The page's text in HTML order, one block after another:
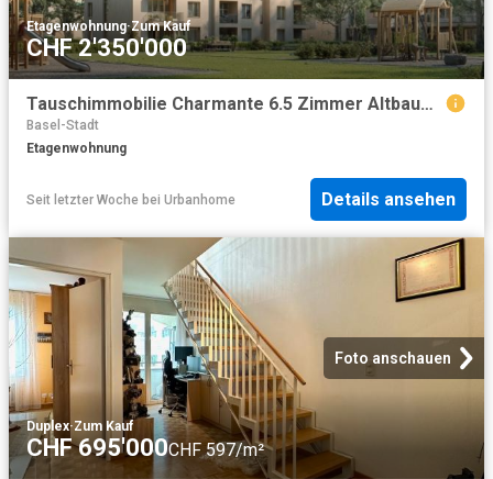
Etagenwohnung·Zum Kauf
CHF 2'350'000
Tauschimmobilie Charmante 6.5 Zimmer Altbauwohnung im Herzen von Basel
Basel-Stadt
Etagenwohnung
Seit letzter Woche bei Urbanhome Details ansehen
Foto anschauen
Duplex·Zum Kauf
CHF 695'000CHF 597/m²